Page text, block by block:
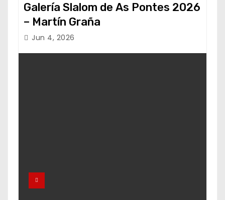
Galería Slalom de As Pontes 2026
– Martín Graña
Jun 4, 2026